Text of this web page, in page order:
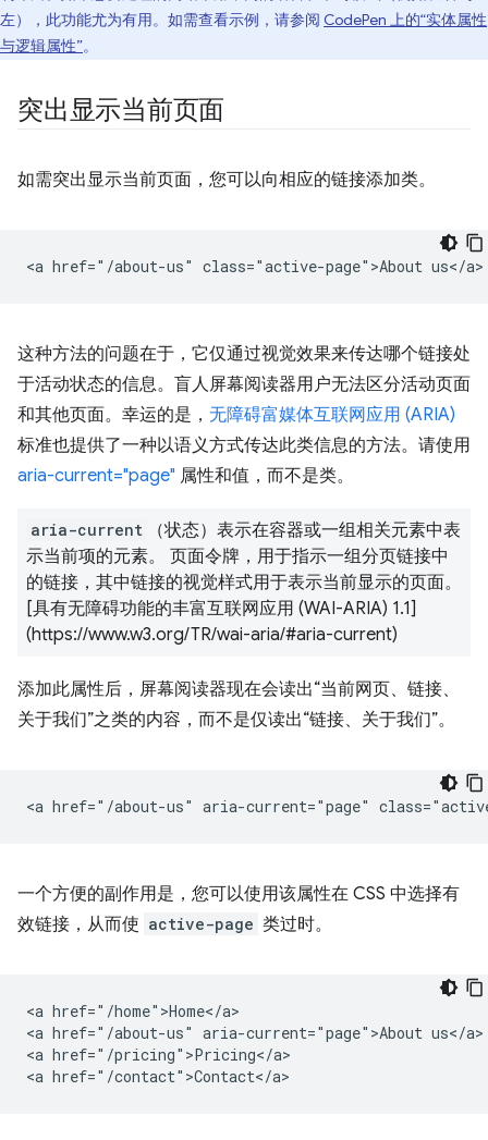
左），此功能尤为有用。如需查看示例，请参阅 CodePen 上的“实体属性
与逻辑属性”。
突出显示当前页面
如需突出显示当前页面，您可以向相应的链接添加类。
这种方法的问题在于，它仅通过视觉效果来传达哪个链接处
于活动状态的信息。盲人屏幕阅读器用户无法区分活动页面
和其他页面。幸运的是， 无障碍富媒体互联网应用 (ARIA)
标准也提供了一种以语义方式传达此类信息的方法。请使用
aria-current="page" 属性和值，而不是类。
aria-current
（状态）表示在容器或一组相关元素中表
示当前项的元素。 页面令牌，用于指示一组分页链接中
的链接，其中链接的视觉样式用于表示当前显示的页面。
[具有无障碍功能的丰富互联网应用 (WAI-ARIA) 1.1]
(https://www.w3.org/TR/wai-aria/#aria-current)
添加此属性后，屏幕阅读器现在会读出“当前网页、链接、
关于我们”之类的内容，而不是仅读出“链接、关于我们”。
一个方便的副作用是，您可以使用该属性在 CSS 中选择有
效链接，从而使 active-page 类过时。
<a href="/home">Home</a>
<a href="/about-us" aria-current="page">About us</a>
<a href="/pricing">Pricing</a>